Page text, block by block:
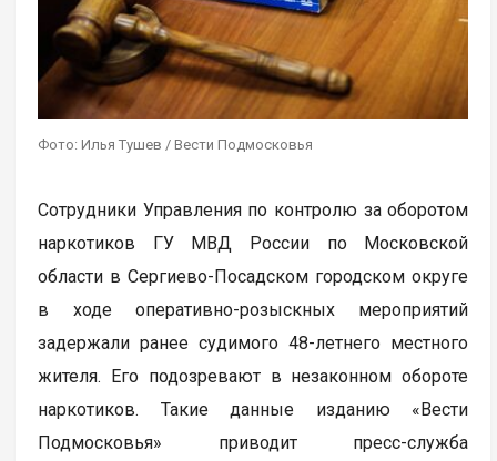
Фото: Илья Тушев / Вести Подмосковья
Сотрудники Управления по контролю за оборотом
наркотиков ГУ МВД России по Московской
области в Сергиево-Посадском городском округе
в ходе оперативно-розыскных мероприятий
задержали ранее судимого 48-летнего местного
жителя. Его подозревают в незаконном обороте
наркотиков. Такие данные изданию «Вести
Подмосковья» приводит пресс-служба